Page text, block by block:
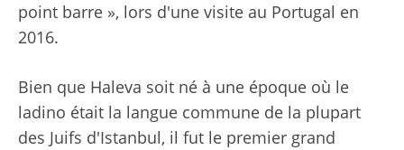
point barre », lors d'une visite au Portugal en
2016.
Bien que Haleva soit né à une époque où le
ladino était la langue commune de la plupart
des Juifs d'Istanbul, il fut le premier grand